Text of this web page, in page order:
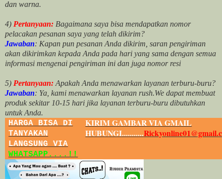
dan warna.
4) Pertanyaan: Bagaimana saya bisa mendapatkan nomor
pelacakan pesanan saya yang telah dikirim?
Jawaban: Kapan pun pesanan Anda dikirim, saran pengiriman
akan dikirimkan kepada Anda pada hari yang sama dengan semua
informasi mengenai pengiriman ini dan juga nomor resi
5) Pertanyaan: Apakah Anda menawarkan layanan terburu-buru?
Jawaban: Ya, kami menawarkan layanan rush.We dapat membuat
produk sekitar 10-15 hari jika layanan terburu-buru dibutuhkan
untuk Anda.
HARGA BISA DI
TANYAKAN
LANGSUNG VIA
WHATSAPP....!!
KIRIM GAMBAR VIA GMAIL
HUBUNGI...........